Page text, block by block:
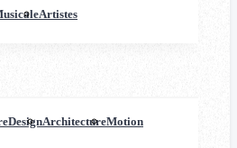
Artistes
DesignArchitectureMotion